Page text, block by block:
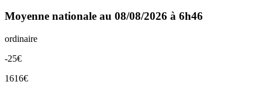
Moyenne nationale au 08/08/2026 à 6h46
ordinaire
-25€
1616€